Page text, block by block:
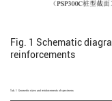
Fig. 1 Schematic
reinforcements
Tab. 1 Geometric sizes and reinforcements of specimens